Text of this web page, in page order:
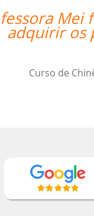
de Crédito